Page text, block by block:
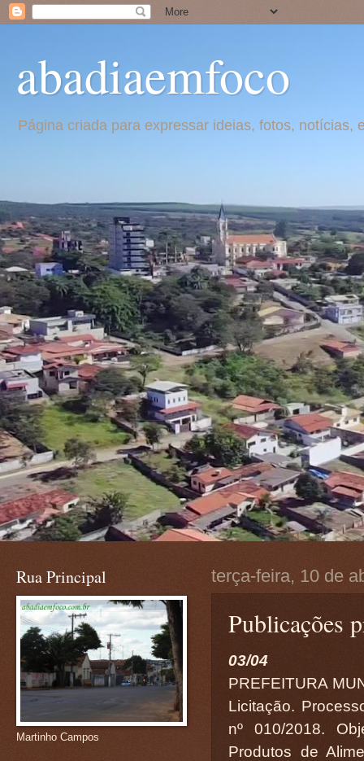
abadiaemfoco
Página criada para expressar ideias, fotos,
terça-feira, 10 de
Publicações
03/04
PREFEITURA
Licitação.
nº 010/2018.
Produtos de
Rua Principal
Martinho Campos